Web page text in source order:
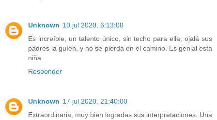
Unknown 10 jul 2020, 6:13:00
Es increíble, un talento único, sin techo para ella, ojalá sus
padres la guíen, y no se pierda en el camino. Es genial esta
niña.
Responder
Unknown 17 jul 2020, 21:40:00
Extraordinaria, muy bien logradas sus interpretaciones. Una